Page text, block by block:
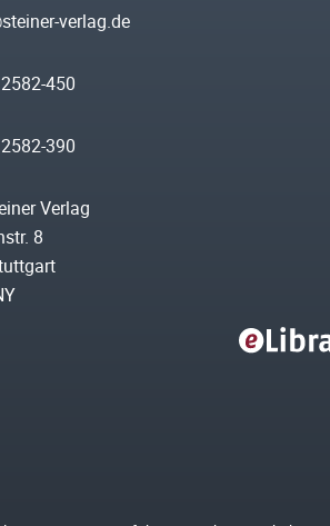
verlag.de
450
390
Verlag
8